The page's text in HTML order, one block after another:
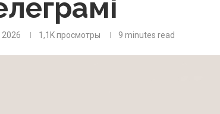
2026 1,1Kпросмотры 9 minutes read